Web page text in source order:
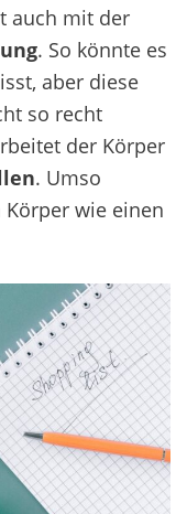
auch mit der
. So könnte es
isst, aber diese
so recht
der Körper
. Umso
wie einen